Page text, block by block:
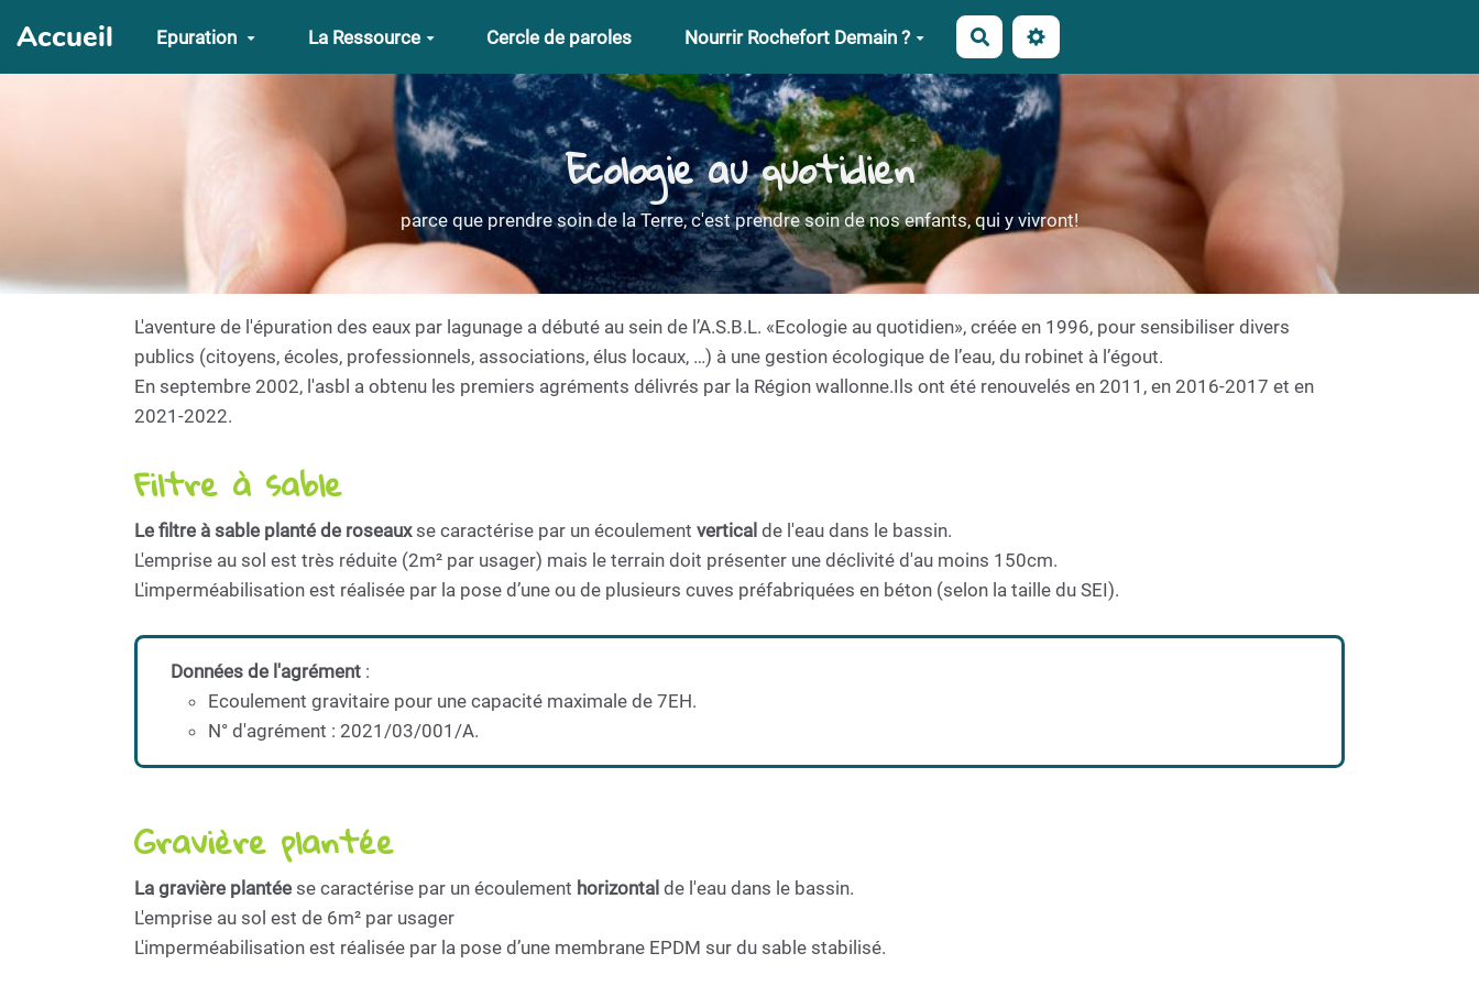
Aller au contenu principal
Accueil Epuration La Ressource Cercle de paroles Nourrir Rochefort Demain ? Rechercher
Ecologie au quotidien
parce que prendre soin de la Terre, c'est prendre soin de nos enfants, qui y vivront!
L'aventure de l'épuration des eaux par lagunage a débuté au sein de l’A.S.B.L. «Ecologie au quotidien», créée en 1996, pour sensibiliser divers
publics (citoyens, écoles, professionnels, associations, élus locaux, …) à une gestion écologique de l’eau, du robinet à l’égout.
En septembre 2002, l'asbl a obtenu les premiers agréments délivrés par la Région wallonne.Ils ont été renouvelés en 2011, en 2016-2017 et en
2021-2022.
Filtre à sable
Le filtre à sable planté de roseauxse caractérise par un écoulement vertical de l'eau dans le bassin.
L'emprise au sol est très réduite (2m² par usager) mais le terrain doit présenter une déclivité d'au moins 150cm.
L'imperméabilisation est réalisée par la pose d’une ou de plusieurs cuves préfabriquées en béton (selon la taille du SEI).
Données de l'agrément:
Ecoulement gravitaire pour une capacité maximale de 7EH.
N° d'agrément : 2021/03/001/A.
Gravière plantée
La gravière plantée se caractérise par un écoulement horizontal de l'eau dans le bassin.
L'emprise au sol est de 6m² par usager
L'imperméabilisation est réalisée par la pose d’une membrane EPDM sur du sable stabilisé.